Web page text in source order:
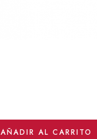
AÑADIR AL CARRITO